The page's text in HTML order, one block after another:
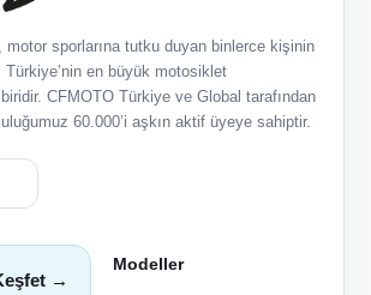
motor sporlarına tutku duyan binlerce kişinin
Türkiye’nin en büyük motosiklet
CFMOTO Türkiye ve Global tarafından
60.000’i aşkın aktif üyeye sahiptir.
→
Modeller